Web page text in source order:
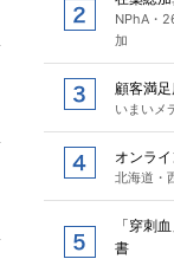
NPhA・
加
顧客満
いまいメ
オンラ
北海道・
「穿刺
書